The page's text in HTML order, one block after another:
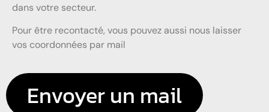
dans votre secteur.
Pour être recontacté, vous pouvez aussi nous laisser
vos coordonnées par mail
Envoyer un mail